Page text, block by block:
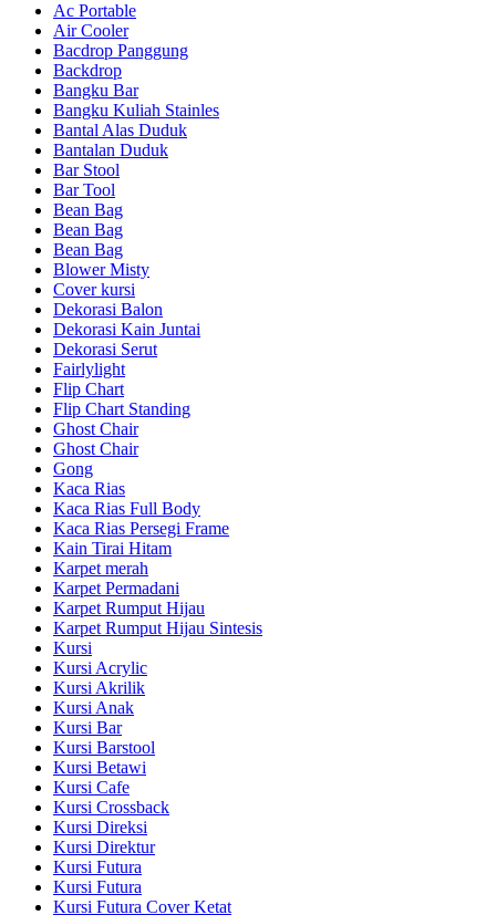
Ac Portable
Air Cooler
Bacdrop Panggung
Backdrop
Bangku Bar
Bangku Kuliah Stainles
Bantal Alas Duduk
Bantalan Duduk
Bar Stool
Bar Tool
Bean Bag
Bean Bag
Bean Bag
Blower Misty
Cover kursi
Dekorasi Balon
Dekorasi Kain Juntai
Dekorasi Serut
Fairlylight
Flip Chart
Flip Chart Standing
Ghost Chair
Ghost Chair
Gong
Kaca Rias
Kaca Rias Full Body
Kaca Rias Persegi Frame
Kain Tirai Hitam
Karpet merah
Karpet Permadani
Karpet Rumput Hijau
Karpet Rumput Hijau Sintesis
Kursi
Kursi Acrylic
Kursi Akrilik
Kursi Anak
Kursi Bar
Kursi Barstool
Kursi Betawi
Kursi Cafe
Kursi Crossback
Kursi Direksi
Kursi Direktur
Kursi Futura
Kursi Futura
Kursi Futura Cover Ketat